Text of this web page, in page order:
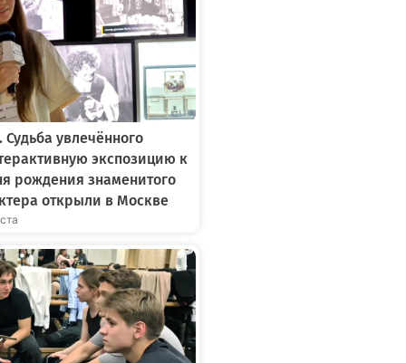
Судьба увлечённого
экспозицию к
рождения знаменитого
открыли в Москве